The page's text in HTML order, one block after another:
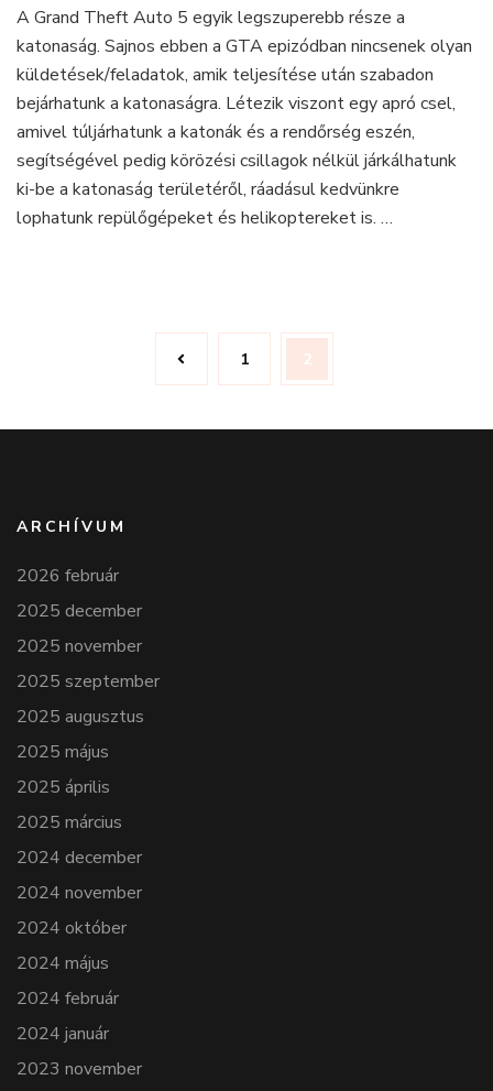
Bejutás
a
katonaságra
rendőrségi
körözés
nélkül!
A Grand Theft Auto 5 egyik legszuperebb része a
katonaság. Sajnos ebben a GTA epizódban nincsenek olyan
küldetések/feladatok, amik teljesítése után szabadon
bejárhatunk a katonaságra. Létezik viszont egy apró csel,
amivel túljárhatunk a katonák és a rendőrség eszén,
segítségével pedig körözési csillagok nélkül járkálhatunk
ki-be a katonaság területéről, ráadásul kedvünkre
lophatunk repülőgépeket és helikoptereket is. …
Oldal
1 Oldal
2
ARCHÍVUM
2026 február
2025 december
2025 november
2025 szeptember
2025 augusztus
2025 május
2025 április
2025 március
2024 december
2024 november
2024 október
2024 május
2024 február
2024 január
2023 november